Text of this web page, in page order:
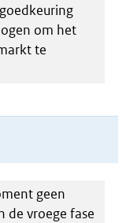
om het
te
geen
de vroege fase